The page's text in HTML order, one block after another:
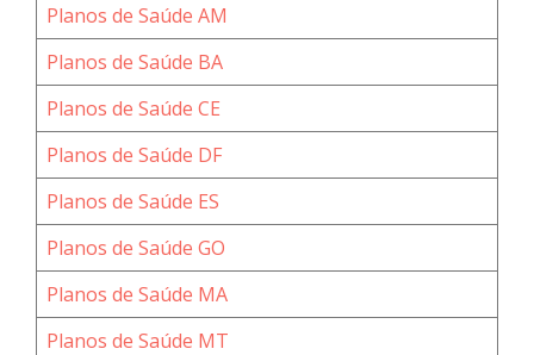
Planos de Saúde AM
Planos de Saúde BA
Planos de Saúde CE
Planos de Saúde DF
Planos de Saúde ES
Planos de Saúde GO
Planos de Saúde MA
Planos de Saúde MT